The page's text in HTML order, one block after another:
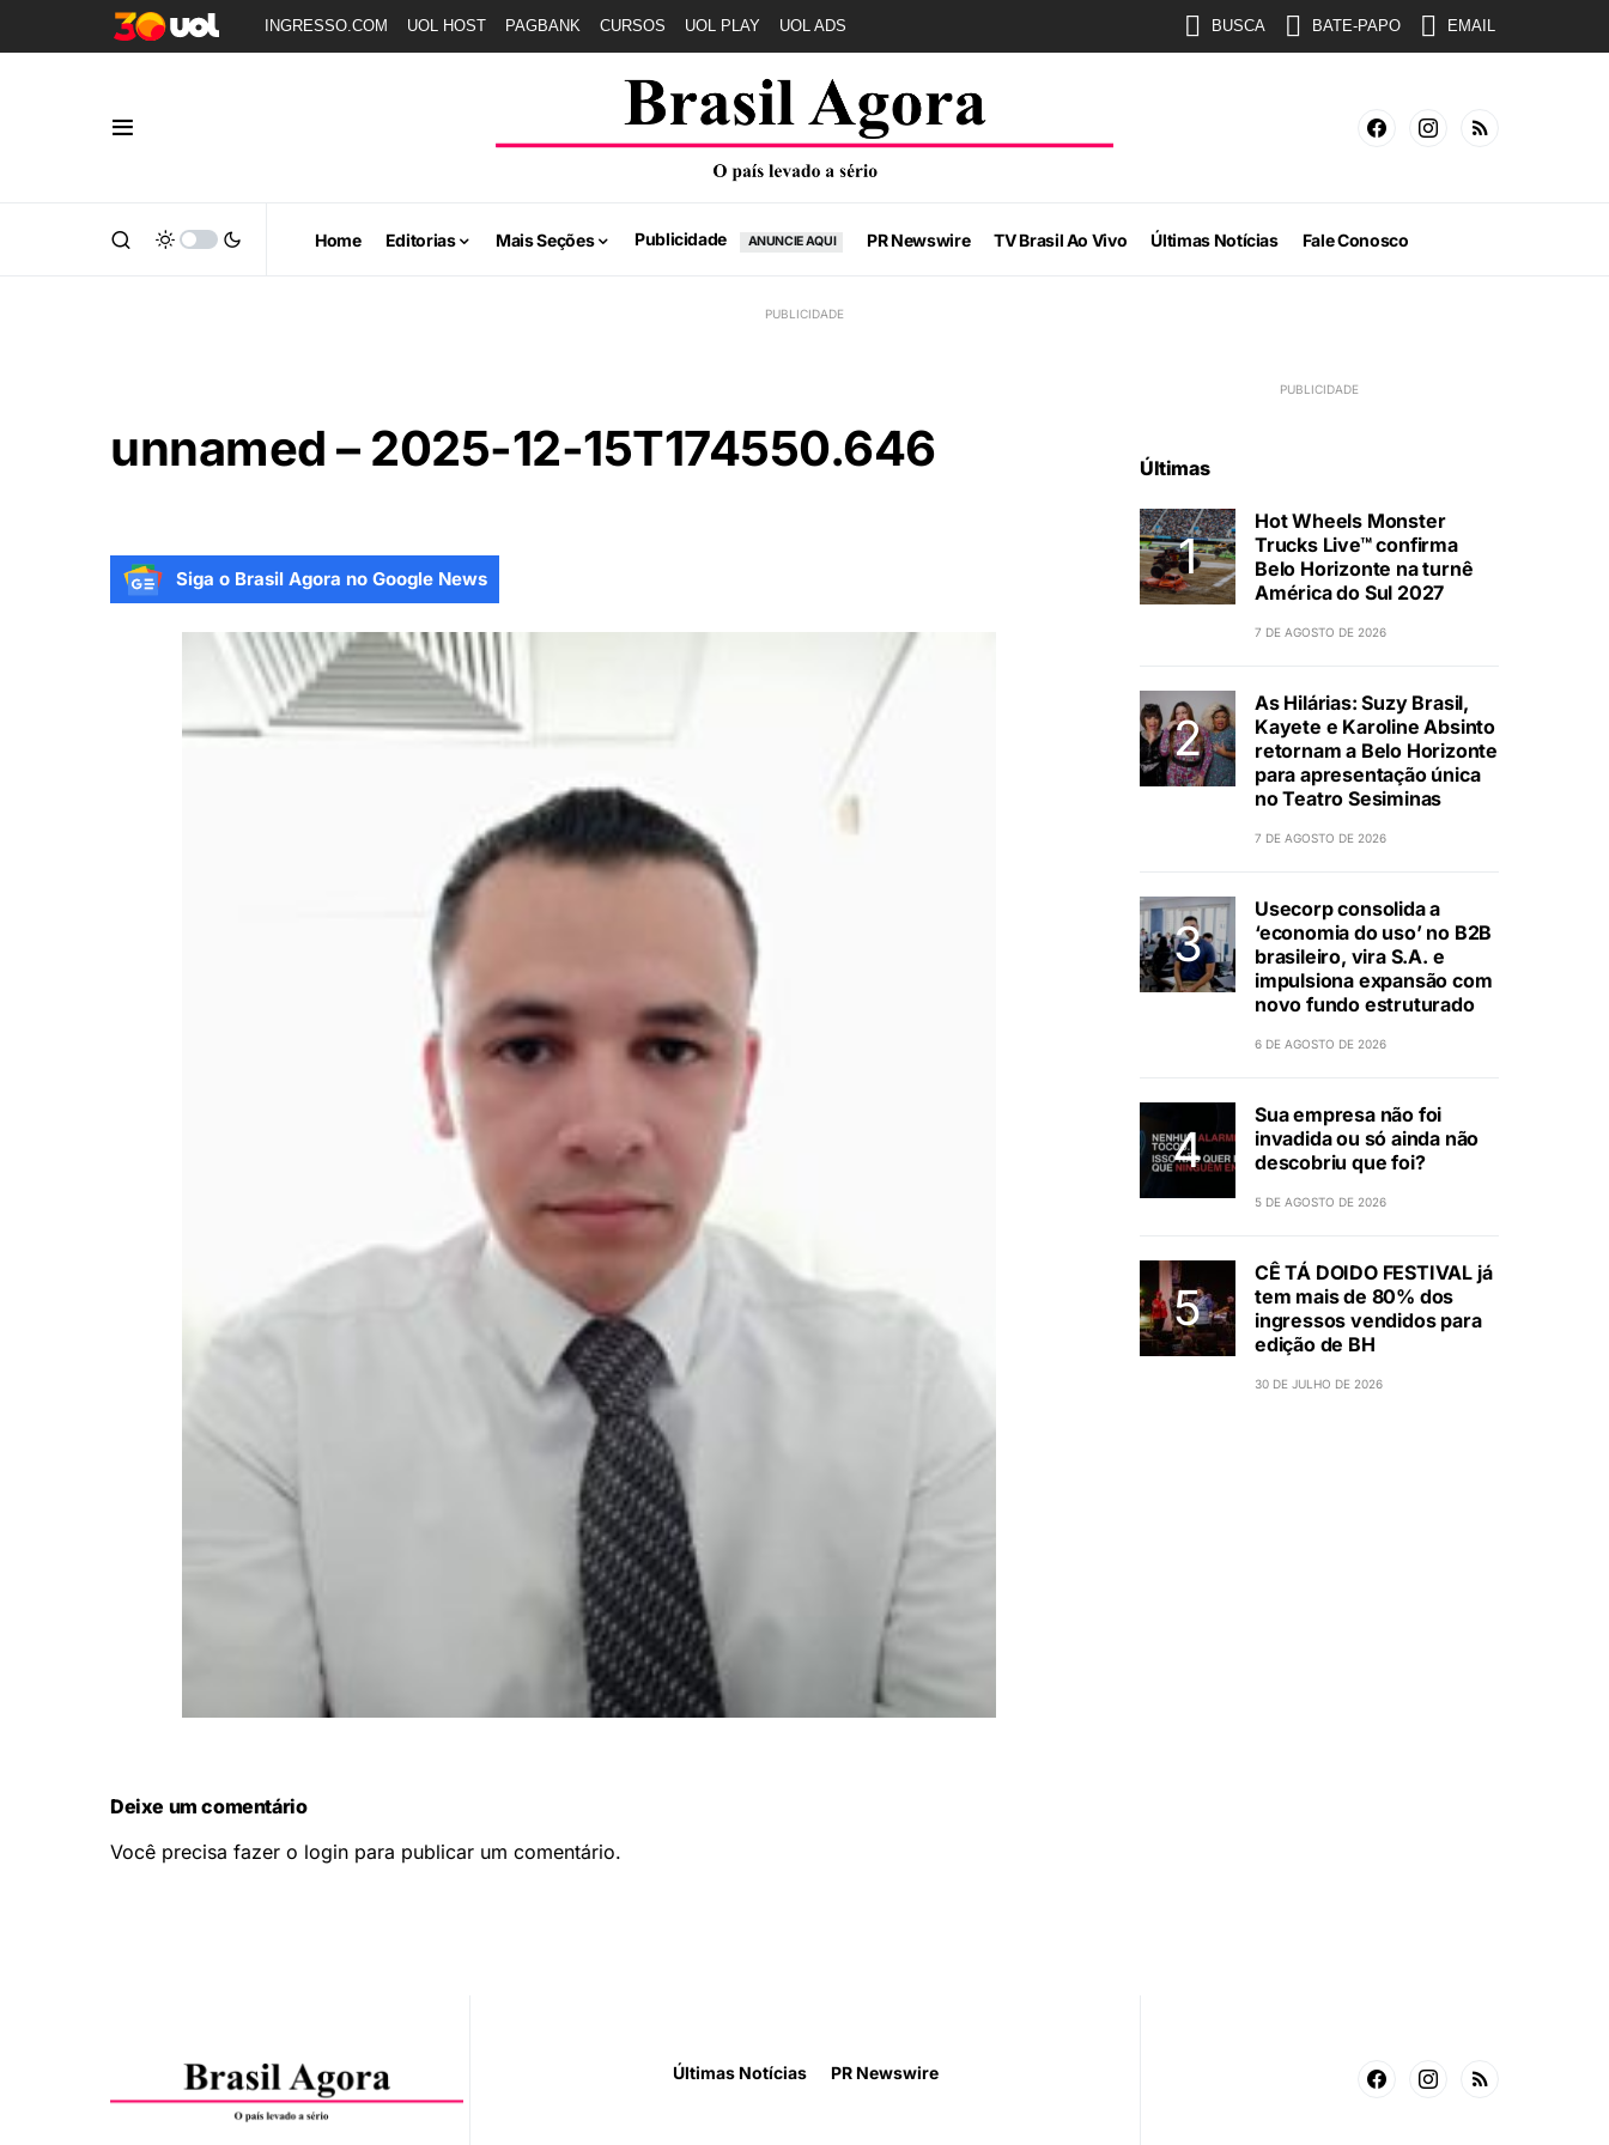
INGRESSO.COM UOL HOST PAGBANK CURSOS UOL PLAY UOL ADS BUSCA BATE-PAPO EMAIL
Home Editorias Mais Seções Publicidade ANUNCIE AQUI PR Newswire TV Brasil Ao Vivo Últimas Notícias Fale Conosco
unnamed – 2025-12-15T174550.646
Siga o Brasil Agora no Google News
Deixe um comentário
Você precisa fazer o login para publicar um comentário.
Últimas
Hot Wheels Monster
Trucks Live™ confirma
Belo Horizonte na turnê
América do Sul 2027
7 DE AGOSTO DE 2026
As Hilárias: Suzy Brasil,
Kayete e Karoline Absinto
retornam a Belo Horizonte
para apresentação única
no Teatro Sesiminas
7 DE AGOSTO DE 2026
Usecorp consolida a
‘economia do uso’ no B2B
brasileiro, vira S.A. e
impulsiona expansão com
novo fundo estruturado
6 DE AGOSTO DE 2026
Sua empresa não foi
invadida ou só ainda não
descobriu que foi?
5 DE AGOSTO DE 2026
CÊ TÁ DOIDO FESTIVAL já
tem mais de 80% dos
ingressos vendidos para
edição de BH
30 DE JULHO DE 2026
Últimas Notícias PR Newswire